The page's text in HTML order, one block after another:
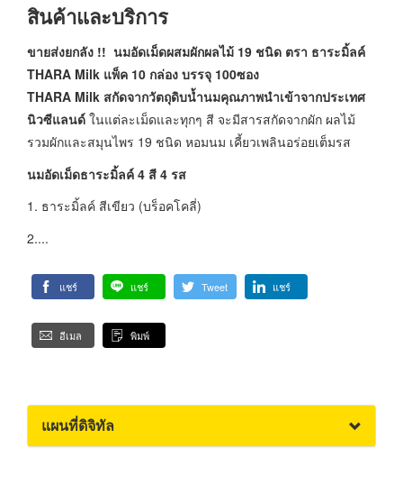
สินค้าและบริการ
ขายส่งยกลัง !! นมอัดเม็ดผสมผักผลไม้ 19 ชนิด ตรา ธาระมิ้ลค์
THARA Milk แพ็ค 10 กล่อง บรรจุ 100ซอง
THARA Milk สกัดจากวัตถุดิบน้ำนมคุณภาพนำเข้าจากประเทศ
นิวซีแลนด์ ในแต่ละเม็ดและทุกๆ สี จะมีสารสกัดจากผัก ผลไม้
รวมผักและสมุนไพร 19 ชนิด หอมนม เคี้ยวเพลินอร่อยเต็มรส
นมอัดเม็ดธาระมิ้ลค์ 4 สี 4 รส
1. ธาระมิ้ลค์ สีเขียว (บร็อคโคลี่)
2....
แชร์ แชร์ Tweet แชร์
อีเมล พิมพ์
แผนที่ดิจิทัล